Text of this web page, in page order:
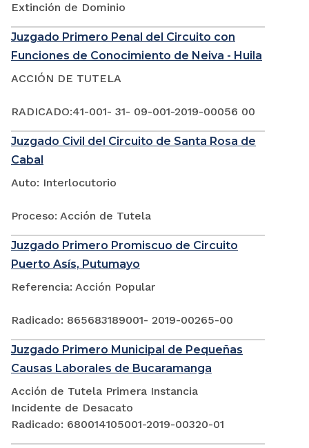
Extinción de Dominio
Juzgado Primero Penal del Circuito con
Funciones de Conocimiento de Neiva - Huila
ACCIÓN DE TUTELA
RADICADO:41-001- 31- 09-001-2019-00056 00
Juzgado Civil del Circuito de Santa Rosa de
Cabal
Auto: Interlocutorio
Proceso: Acción de Tutela
Juzgado Primero Promiscuo de Circuito
Puerto Asís, Putumayo
Referencia: Acción Popular
Radicado: 865683189001- 2019-00265-00
Juzgado Primero Municipal de Pequeñas
Causas Laborales de Bucaramanga
Acción de Tutela Primera Instancia
Incidente de Desacato
Radicado: 680014105001-2019-00320-01